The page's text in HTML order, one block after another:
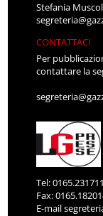
Stefania
CONTATTACI
Per
contattare la
Tel: 0165.231711
Fax:
E-mail